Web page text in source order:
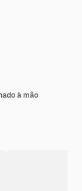
à mão